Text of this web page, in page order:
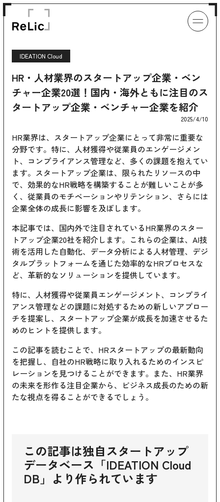
IDEATION Cloud
HR・人材業界のスタートアップ企業・ベン
チャー企業20選！国内・海外ともに注目のス
タートアップ企業・ベンチャー企業を紹介
2025/4/10
HR業界は、スタートアップ企業にとって非常に重要な
分野です。特に、人材獲得や従業員のエンゲージメン
ト、コンプライアンス管理など、多くの課題を抱えてい
ます。スタートアップ企業は、限られたリソースの中
で、効果的なHR戦略を構築することが難しいことが多
く、従業員のモチベーションやリテンション、さらには
企業全体の成長に影響を及ぼします。
本記事では、国内外で注目されているHR業界のスター
トアップ企業20社を紹介します。これらの企業は、AI技
術を活用した自動化、データ分析による人材管理、デジ
タルプラットフォームを通じた効率的なHRプロセスな
ど、革新的なソリューションを提供しています。
特に、人材獲得や従業員エンゲージメント、コンプライ
アンス管理などの課題に対処するための新しいアプロー
チを提案し、スタートアップ企業が成長を加速させるた
めのヒントを提供します。
この記事を読むことで、HRスタートアップの最新動向
を把握し、自社のHR戦略に取り入れるためのインスピ
レーションを見つけることができます。また、HR業界
の未来を形作る注目企業から、ビジネス成長のための新
たな視点を得ることができるでしょう。
この記事は独自スタートアップ
データベース「IDEATION Cloud
DB」より作られています